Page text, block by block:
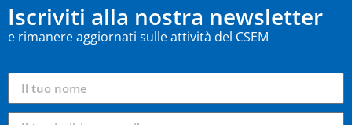
Iscriviti alla nostra newsletter
e rimanere aggiornati sulle attività del CSEM